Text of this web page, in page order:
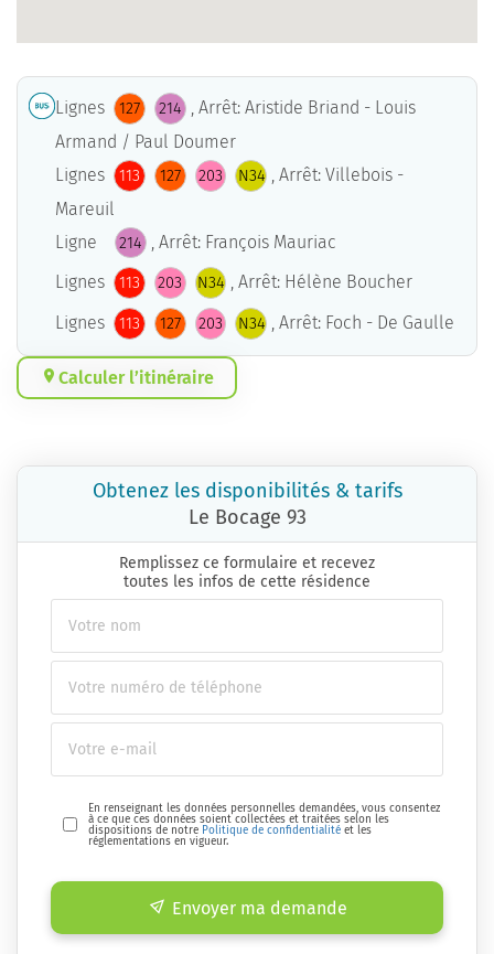
Lignes 127 214 , Arrêt: Aristide Briand - Louis
Armand / Paul Doumer
Lignes
113 127 203 N34
, Arrêt: Villebois -
Mareuil
Ligne
214
, Arrêt: François Mauriac
Lignes
113 203 N34 , Arrêt: Hélène Boucher
Lignes
113 127 203 N34 , Arrêt: Foch - De Gaulle
Calculer l’itinéraire
Obtenez les disponibilités & tarifs
Le Bocage 93
Remplissez ce formulaire et recevez
toutes les infos de cette résidence
En renseignant les données personnelles demandées, vous consentez
à ce que ces données soient collectées et traitées selon les
dispositions de notre Politique de confidentialité et les
réglementations en vigueur.
Envoyer ma demande